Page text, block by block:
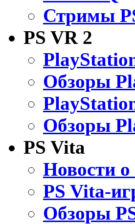
Стримы
PS VR 2
Обзоры
Обзоры
PS Vita
Новости
PS Vita-
Обзоры